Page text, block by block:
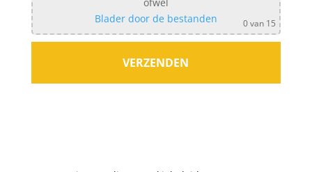
Blader door de bestanden
0van 15